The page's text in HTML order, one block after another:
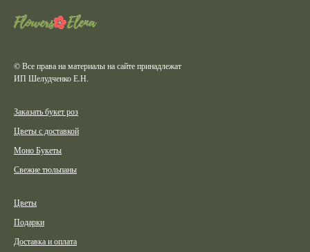
© Все права на материалы на сайте принадлежат
ИП Шелудченко Е.Н.
Заказать букет роз
Цветы с доставкой
Моно Букеты
Свежие тюльпаны
Цветы
Подарки
Доставка и оплата